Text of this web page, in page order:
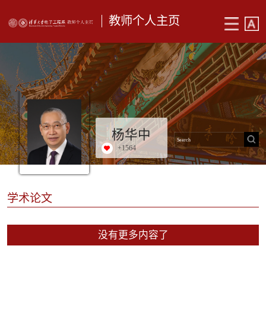
教师个人主页
杨华中
+1564
学术论文
没有更多内容了